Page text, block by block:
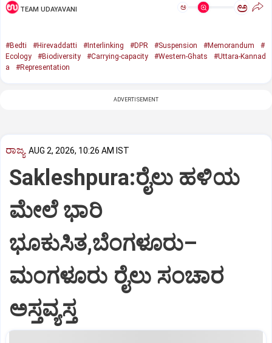
TEAM UDAYAVANI ಅ ಅ
#Bedti #Hirevaddatti #Interlinking #DPR #Suspension #Memorandum
#
Ecology
#Biodiversity #Carrying-capacity #Western-Ghats
#Uttara-Kannad
a
#Representation
ADVERTISEMENT
ರಾಜ್ಯ AUG 2, 2026, 10:26 AM IST
Sakleshpura:ರೈಲು ಹಳಿಯ
ಮೇಲೆ ಭಾರಿ
ಭೂಕುಸಿತ,ಬೆಂಗಳೂರು–
ಮಂಗಳೂರು ರೈಲು ಸಂಚಾರ
ಅಸ್ತವ್ಯಸ್ತ